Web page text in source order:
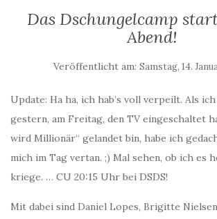
Das Dschungelcamp
Abend!
Veröffentlicht am: Samstag, 14.
Update: Ha ha, ich hab’s voll verpeilt. Als
gestern, am Freitag, den TV eingeschaltet
wird Millionär“ gelandet bin, habe ich
mich im Tag vertan. ;) Mal sehen, ob ich es
kriege. … CU 20:15 Uhr bei DSDS!
Mit dabei sind Daniel Lopes, Brigitte